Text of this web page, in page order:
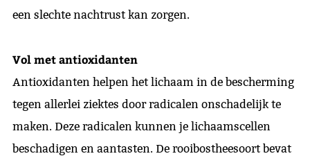
een slechte nachtrust kan zorgen.
Vol met antioxidanten
Antioxidanten helpen het lichaam in de bescherming
tegen allerlei ziektes door radicalen onschadelijk te
maken. Deze radicalen kunnen je lichaamscellen
beschadigen en aantasten. De rooibostheesoort bevat